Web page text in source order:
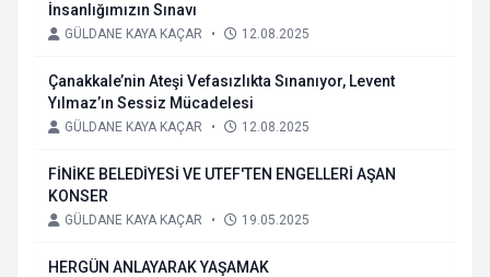
İnsanlığımızın Sınavı
GÜLDANE KAYA KAÇAR • 12.08.2025
Çanakkale’nin Ateşi Vefasızlıkta Sınanıyor, Levent
Yılmaz’ın Sessiz Mücadelesi
GÜLDANE KAYA KAÇAR • 12.08.2025
FİNİKE BELEDİYESİ VE UTEF'TEN ENGELLERİ AŞAN
KONSER
GÜLDANE KAYA KAÇAR • 19.05.2025
HERGÜN ANLAYARAK YAŞAMAK